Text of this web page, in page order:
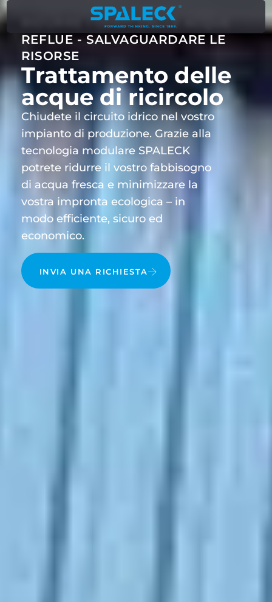
RIDURRE I COSTI DELLE ACQUE
REFLUE - SALVAGUARDARE LE
RISORSE
Trattamento delle
acque di ricircolo
Chiudete il circuito idrico nel vostro
impianto di produzione. Grazie alla
tecnologia modulare SPALECK
potrete ridurre il vostro fabbisogno
di acqua fresca e minimizzare la
vostra impronta ecologica – in
modo efficiente, sicuro ed
economico.
INVIA UNA RICHIESTA